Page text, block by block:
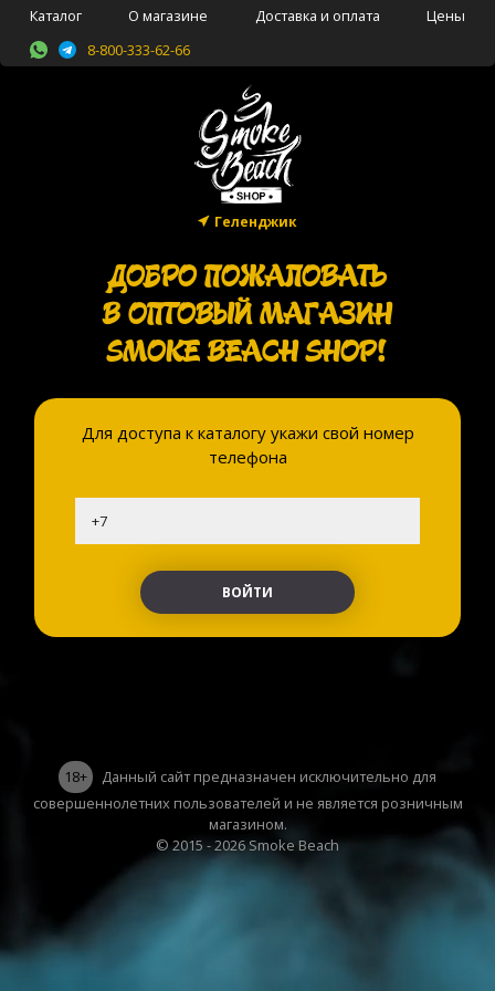
Каталог О магазине Доставка и оплата
Цены
8-800-333-62-66
Геленджик
ДОБРО ПОЖАЛОВАТЬ
В ОПТОВЫЙ МАГАЗИН
SMOKE BEACH SHOP!
Для доступа к каталогу укажи свой номер
телефона
18+
Данный сайт предназначен исключительно для
совершеннолетних пользователей и не является розничным
магазином.
© 2015 - 2026 Smoke Beach